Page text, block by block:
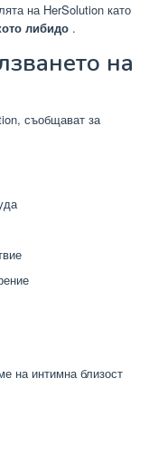
на HerSolution като
либидо .
на
съобщават за
на интимна близост